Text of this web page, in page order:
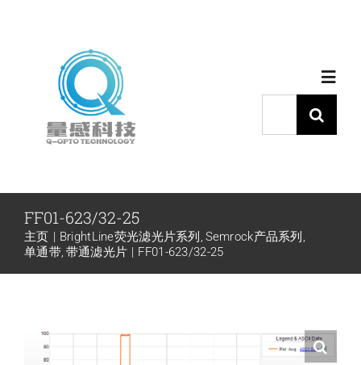
产品中心
代理品牌
下载中心
索：
FF01-623/32-25
主页 BrightLine荧光滤光片系列
Semrock产品系列
单通带 带通滤光片 FF01-623/32-25